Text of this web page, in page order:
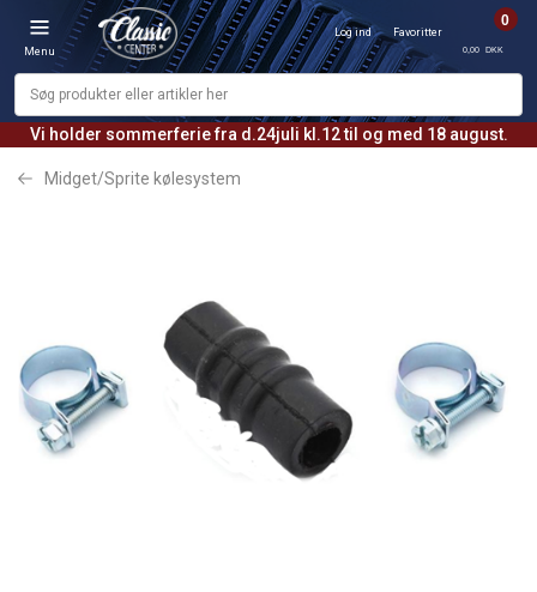
Vi holder sommerferie fra d.24juli kl.12 til og med 18 august.
Menu
Log ind Favoritter
0
0,00 DKK
Midget/Sprite kølesystem